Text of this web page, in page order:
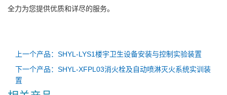
全力为您提供优质和详尽的服务。
上一个产品：SHYL-LYS1楼宇卫生设备安装与控制实验装置
下一个产品：SHYL-XFPL03消火栓及自动喷淋灭火系统实训装
置